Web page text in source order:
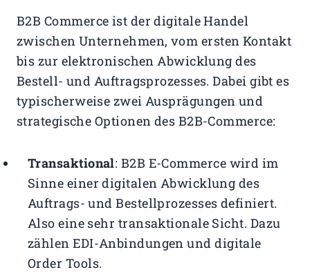
B2B Commerce ist der digitale Handel
zwischen Unternehmen, vom ersten Kontakt
bis zur elektronischen Abwicklung des
Bestell- und Auftragsprozesses. Dabei gibt es
typischerweise zwei Ausprägungen und
strategische Optionen des B2B-Commerce:
Transaktional: B2B E-Commerce wird im
Sinne einer digitalen Abwicklung des
Auftrags- und Bestellprozesses definiert.
Also eine sehr transaktionale Sicht. Dazu
zählen EDI-Anbindungen und digitale
Order Tools.